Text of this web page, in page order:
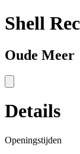
Shell
Oude Meer
Details
Openingstijden